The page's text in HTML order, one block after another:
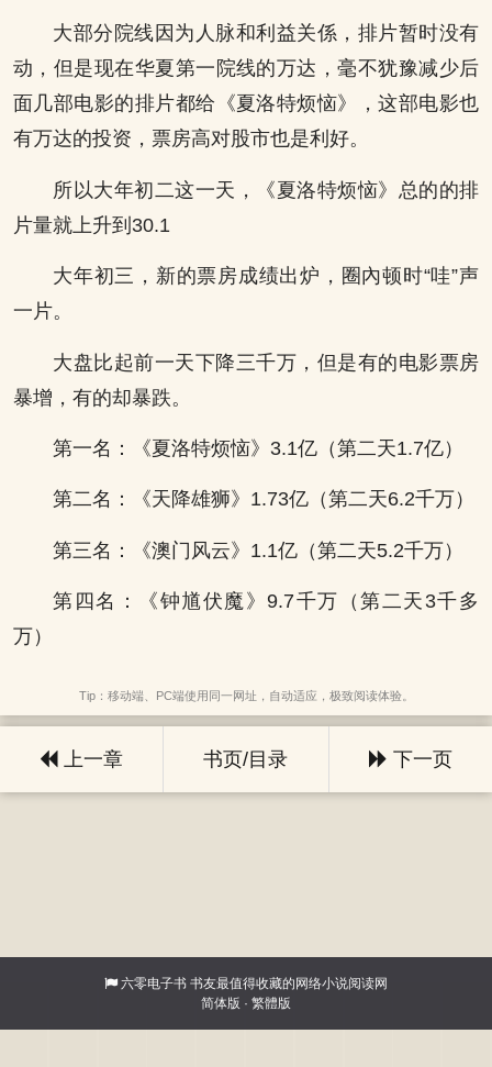
大部分院线因为人脉和利益关係，排片暂时没有
动，但是现在华夏第一院线的万达，毫不犹豫减少后
面几部电影的排片都给《夏洛特烦恼》，这部电影也
有万达的投资，票房高对股市也是利好。
所以大年初二这一天，《夏洛特烦恼》总的的排
片量就上升到30.1
大年初三，新的票房成绩出炉，圈內顿时“哇”声
一片。
大盘比起前一天下降三千万，但是有的电影票房
暴增，有的却暴跌。
第一名：《夏洛特烦恼》3.1亿（第二天1.7亿）
第二名：《天降雄狮》1.73亿（第二天6.2千万）
第三名：《澳门风云》1.1亿（第二天5.2千万）
第四名：《钟馗伏魔》9.7千万（第二天3千多
万）
Tip：移动端、PC端使用同一网址，自动适应，极致阅读体验。
上一章 书页/目录 下一页
六零电子书 书友最值得收藏的网络小说阅读网
简体版 · 繁體版